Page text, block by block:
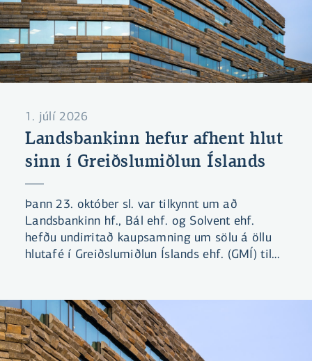
1. júlí 2026
Landsbankinn hefur afhent hlut
sinn í Greiðslumiðlun Íslands
Þann 23. október sl. var tilkynnt um að
Landsbankinn hf., Bál ehf. og Solvent ehf.
hefðu undirritað kaupsamning um sölu á öllu
hlutafé í Greiðslumiðlun Íslands ehf. (GMÍ) til
Þann 28. maí sl. tilkynnti Samkeppniseftirlitið
að stofnunin hefði lokið rannsókn á kaupunum
og teldi ekki tilefni til frekari rannsóknar eða
íhlutunar.